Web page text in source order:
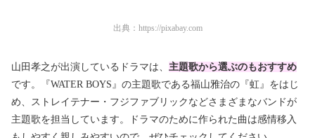
出典： https://pixabay.com
山田孝之が出演しているドラマは、 主題歌から選ぶのもおすすめ
です。『WATER BOYS』の主題歌である福山雅治の『虹』をはじ
め、ストレイテナー・フジファブリックなどさまざまなバンドが
主題歌を担当しています。ドラマのために作られた曲は感情移入